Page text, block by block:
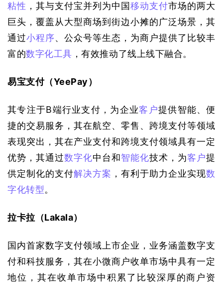
粘性 ，其与支付宝并列为中国移动支付市场的两大
巨头，覆盖从大型商场到街边小摊的广泛场景，其
通过小程序、公众号等生态，为商户提供了比较丰
富的数字化工具 ，有效推动了线上线下融合。
易宝支付（YeePay）
其专注于B端行业支付，为企业客户提供智能、便
捷的交易服务，其在航空、零售、跨境支付等领域
表现突出，其在产业支付和跨境支付领域具有一定
优势，其通过数字化中台和智能化技术，为客户提
供定制化的支付解决方案 ，有利于助力企业实现数
字化转型。
拉卡拉（Lakala）
国内首家数字支付领域上市企业，业务涵盖数字支
付和科技服务，其在小微商户收单市场中具有一定
地位，其在收单市场中积累了比较深厚的商户资